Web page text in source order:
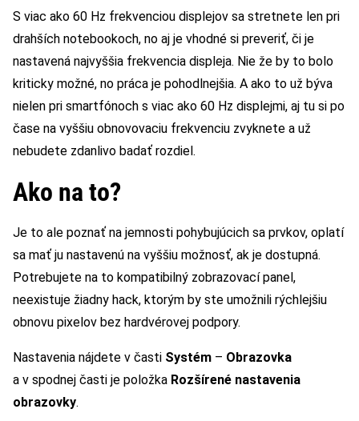
S viac ako 60 Hz frekvenciou displejov sa stretnete len pri
drahších notebookoch, no aj je vhodné si preveriť, či je
nastavená najvyššia frekvencia displeja. Nie že by to bolo
kriticky možné, no práca je pohodlnejšia. A ako to už býva
nielen pri smartfónoch s viac ako 60 Hz displejmi, aj tu si po
čase na vyššiu obnovovaciu frekvenciu zvyknete a už
nebudete zdanlivo badať rozdiel.
Ako na to?
Je to ale poznať na jemnosti pohybujúcich sa prvkov, oplatí
sa mať ju nastavenú na vyššiu možnosť, ak je dostupná.
Potrebujete na to kompatibilný zobrazovací panel,
neexistuje žiadny hack, ktorým by ste umožnili rýchlejšiu
obnovu pixelov bez hardvérovej podpory.
Nastavenia nájdete v časti Systém – Obrazovka
a v spodnej časti je položka Rozšírené nastavenia
obrazovky.